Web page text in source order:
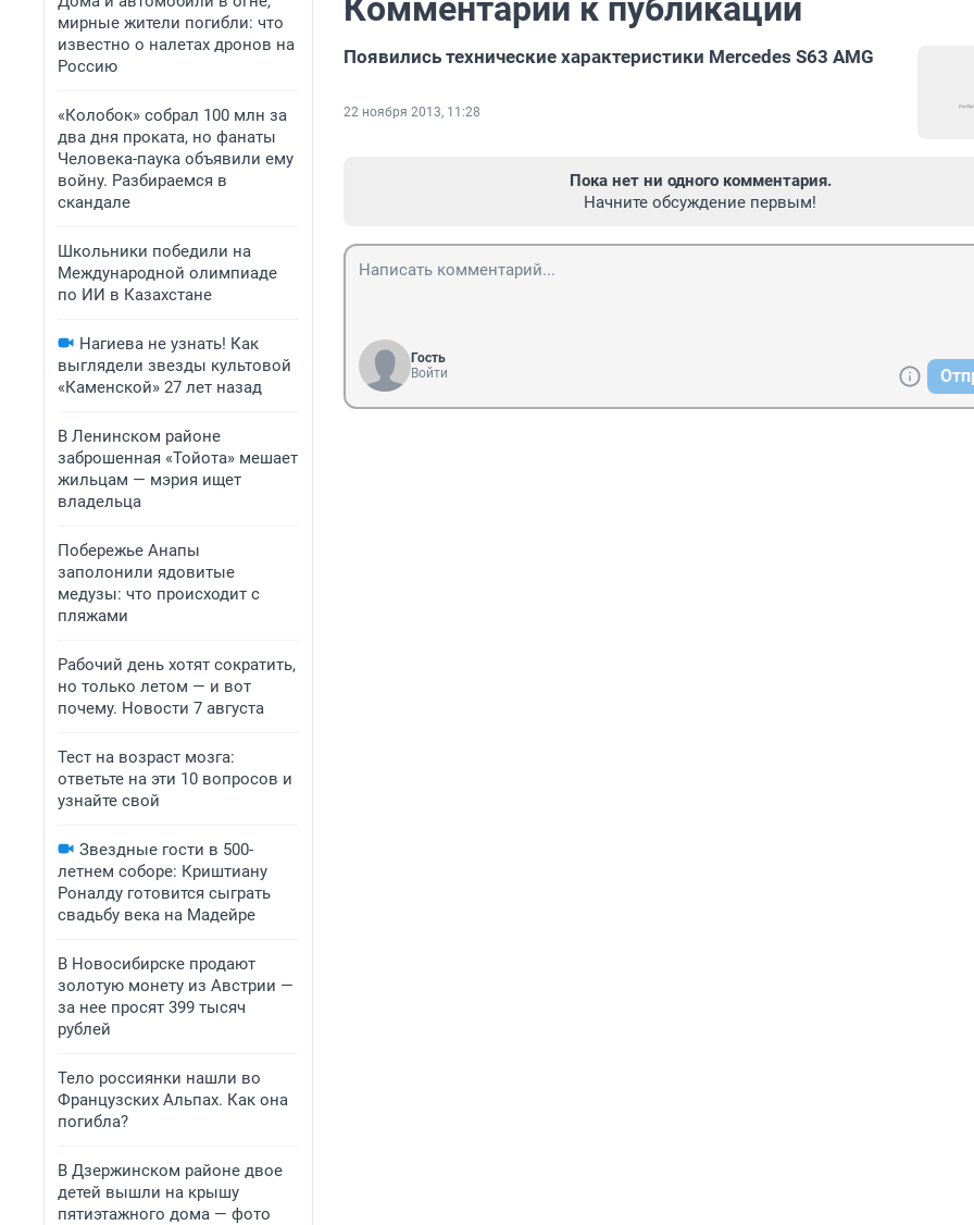
мирные жители погибли: что
известно о налетах дронов на
Россию
«Колобок» собрал 100 млн за
два дня проката, но фанаты
Человека-паука объявили ему
войну. Разбираемся в
скандале
Школьники победили на
Международной олимпиаде
по ИИ в Казахстане
Нагиева не узнать! Как
выглядели звезды культовой
«Каменской» 27 лет назад
В Ленинском районе
заброшенная «Тойота» мешает
жильцам — мэрия ищет
владельца
Побережье Анапы
заполонили ядовитые
медузы: что происходит с
пляжами
Рабочий день хотят сократить,
но только летом — и вот
почему. Новости 7 августа
Тест на возраст мозга:
ответьте на эти 10 вопросов и
узнайте свой
Звездные гости в 500-
летнем соборе: Криштиану
Роналду готовится сыграть
свадьбу века на Мадейре
В Новосибирске продают
золотую монету из Австрии —
за нее просят 399 тысяч
рублей
Тело россиянки нашли во
Французских Альпах. Как она
погибла?
В Дзержинском районе двое
детей вышли на крышу
пятиэтажного дома — фото
Комментарии к публикации
Появились технические характеристики Mercedes S63 AMG
22 ноября 2013, 11:28
Пока нет ни одного комментария.
Начните обсуждение первым!
Гость
Войти